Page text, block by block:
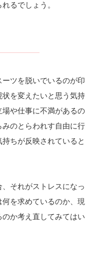
るでしょう。
ツを脱いでいるのが印
を変えたいと思う気持
や仕事に不満があるの
のとらわれす自由に行
ちが反映されていると
それがストレスになっ
を求めているのか、現
か考え直してみてはい